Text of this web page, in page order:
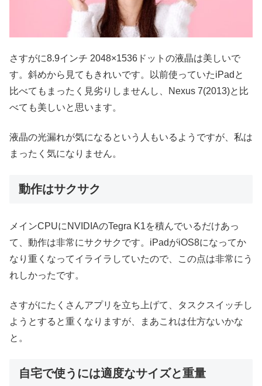
さすがに8.9インチ 2048×1536ドットの液晶は美しいで
す。斜めから見てもきれいです。以前使っていたiPadと
比べてもまったく見劣りしませんし、Nexus 7(2013)と比
べても美しいと思います。
液晶の光漏れが気になるという人もいるようですが、私は
まったく気になりません。
動作はサクサク
メインCPUにNVIDIAのTegra K1を積んでいるだけあっ
て、動作は非常にサクサクです。iPadがiOS8になってか
なり重くなってイライラしていたので、この点は非常にう
れしかったです。
さすがにたくさんアプリを立ち上げて、タスクスイッチし
ようとすると重くなりますが、まあこれは仕方ないかな
と。
自宅で使うには適度なサイズと重量